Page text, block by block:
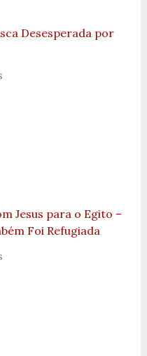
Desesperada por
Jesus para o Egito –
Foi Refugiada